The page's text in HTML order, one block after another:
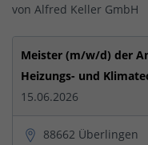
von Alfred Keller GmbH
Meister (m/w/d) der
Heizungs- und
15.06.2026
88662 Überlingen